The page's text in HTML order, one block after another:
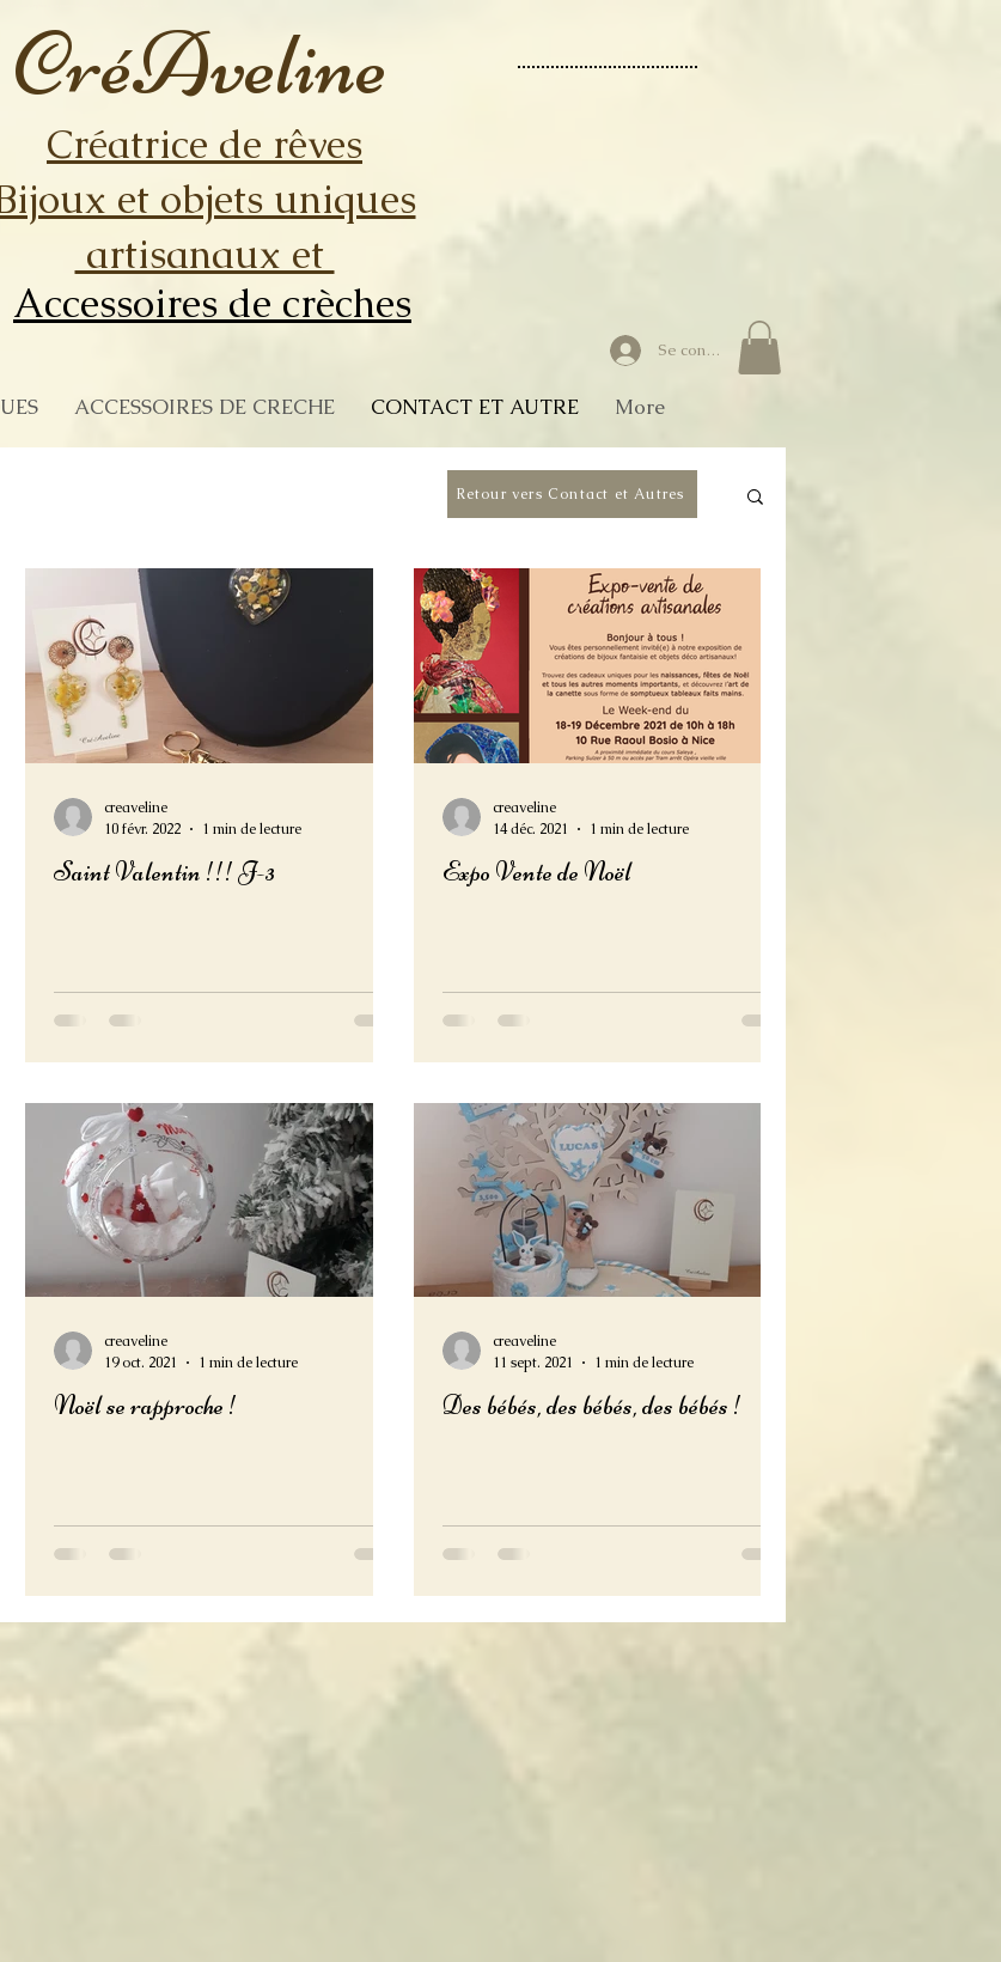
CréAveline
Créatrice de rêves
et objets uniques
artisanaux et
Se connecter
Accessoires de crèches
ACCESSOIRES DE CRECHE CONTACT ET AUTRE More
Saint Valentin !!! J-3
creaveline
10 févr. 2022
1 min de lecture
Expo Vente de Noël
creaveline
14 déc. 2021
1 min de lecture
Noël se rapproche !
creaveline
19 oct. 2021
1 min de lecture
Des bébés, des bébés, des bébés !
creaveline
11 sept. 2021
1 min de lecture
Retour vers Contact et Autres